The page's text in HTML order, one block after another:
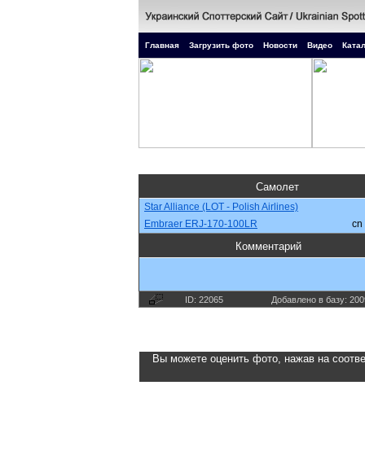
Главная Загрузить фото Новости Видео
Самолет
Star Alliance (LOT - Polish Airlines)
Embraer ERJ-170-100LR
cn
Комментарий
ID: 22065 Добавлено в базу:
Вы можете оценить фото, нажав на